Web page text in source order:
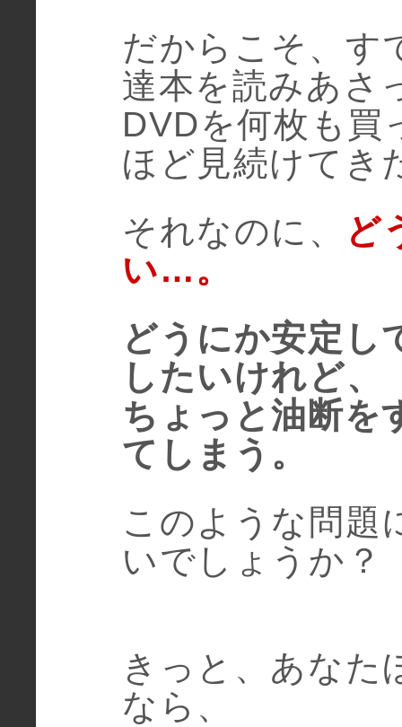
だからこそ、す
達本を読みあさ
DVDを何枚も買
ほど見続けてき
それなのに、
ど
い…。
どうにか安定し
したいけれど、
ちょっと油断を
てしまう。
このような問題
いでしょうか？
きっと、あなた
なら、